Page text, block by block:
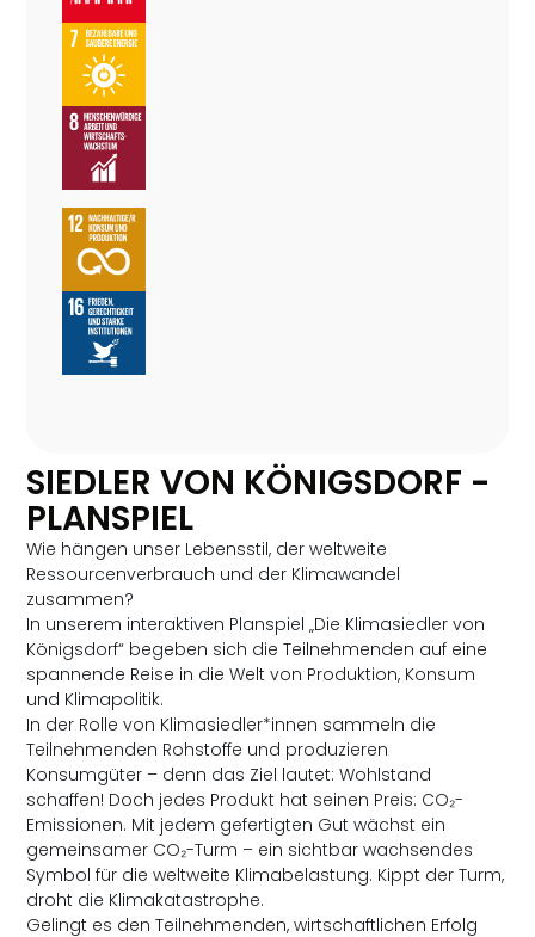
SIEDLER VON KÖNIGSDORF -
PLANSPIEL
Wie hängen unser Lebensstil, der weltweite
Ressourcenverbrauch und der Klimawandel
zusammen?
In unserem interaktiven Planspiel „Die Klimasiedler von
Königsdorf“ begeben sich die Teilnehmenden auf eine
spannende Reise in die Welt von Produktion, Konsum
und Klimapolitik.
In der Rolle von Klimasiedler*innen sammeln die
Teilnehmenden Rohstoffe und produzieren
Konsumgüter – denn das Ziel lautet: Wohlstand
schaffen! Doch jedes Produkt hat seinen Preis: CO₂-
Emissionen. Mit jedem gefertigten Gut wächst ein
gemeinsamer CO₂-Turm – ein sichtbar wachsendes
Symbol für die weltweite Klimabelastung. Kippt der Turm,
droht die Klimakatastrophe.
Gelingt es den Teilnehmenden, wirtschaftlichen Erfolg